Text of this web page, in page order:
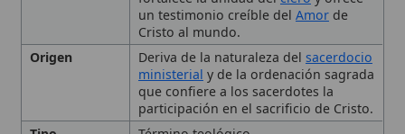
La Fraternidad Sacerdotal
como Testimonio
Desafíos y Promoción de la